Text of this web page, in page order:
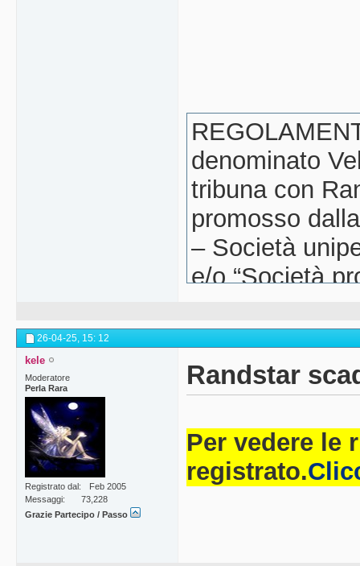
denominato
tribuna con
promosso
– Società
e/o “Società
inMilano, via
sociale euro
Registro
Lodi e codice
R.E.A. della
Monza-
26-04-25, 15: 12
kele
Moderatore
Perla Rara
Registrato dal
Feb 2005
Messaggi
73,228
Grazie Partecipo / Passo
Randstar
Per vedere le
registrato.